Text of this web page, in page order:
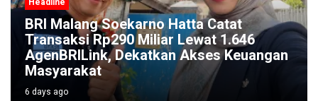
Headline
Festival Kali Brantas #5 Gaungkan
Pelestarian Sungai Lewat Ritual Budaya
di Titik Nol Sumber Brantas
6 days ago